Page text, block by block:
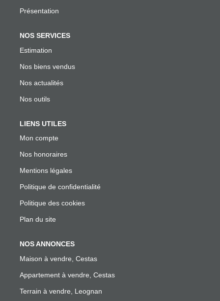
Présentation
NOS SERVICES
Estimation
Nos biens vendus
Nos actualités
Nos outils
LIENS UTILES
Mon compte
Nos honoraires
Mentions légales
Politique de confidentialité
Politique des cookies
Plan du site
NOS ANNONCES
Maison à vendre, Cestas
Appartement à vendre, Cestas
Terrain à vendre, Leognan